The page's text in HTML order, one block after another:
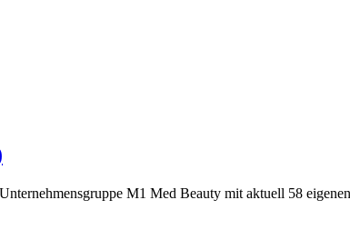
M1 Med Beauty mit aktuell 58